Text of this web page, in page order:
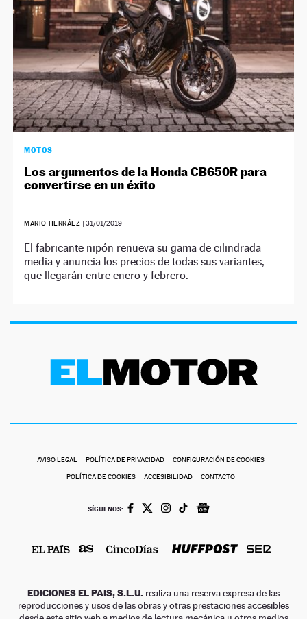
MOTOS
Los argumentos de la Honda CB650R para
convertirse en un éxito
MARIO HERRÁEZ | 31/01/2019
El fabricante nipón renueva su gama de cilindrada
media y anuncia los precios de todas sus variantes,
que llegarán entre enero y febrero.
AVISO LEGAL POLÍTICA DE PRIVACIDAD CONFIGURACIÓN DE COOKIES
POLÍTICA DE COOKIES ACCESIBILIDAD CONTACTO
SÍGUENOS:
EDICIONES EL PAIS, S.L.U. realiza una reserva expresa de las
reproducciones y usos de las obras y otras prestaciones accesibles